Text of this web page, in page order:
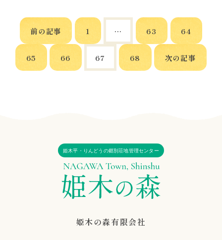
前の記事 1 … 63 64
65 66 67 68 次の記事
姫木平・りんどうの郷別荘地管理センター
姫木の森有限会社